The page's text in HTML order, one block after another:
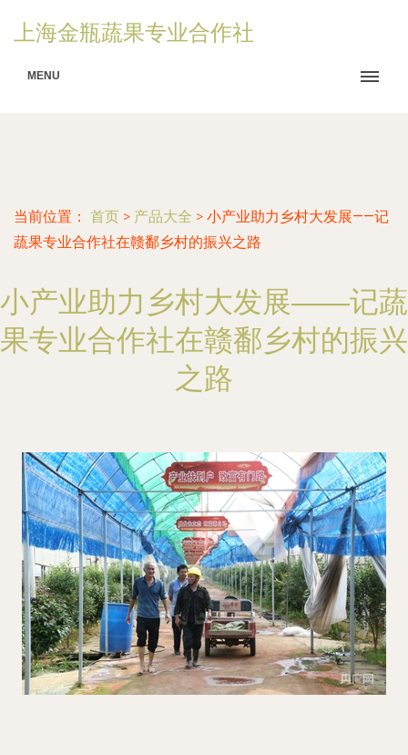
上海金瓶蔬果专业合作社
MENU
当前位置： 首页 > 产品大全 > 小产业助力乡村大发展——记
蔬果专业合作社在赣鄱乡村的振兴之路
小产业助力乡村大发展——记蔬
果专业合作社在赣鄱乡村的振兴
之路